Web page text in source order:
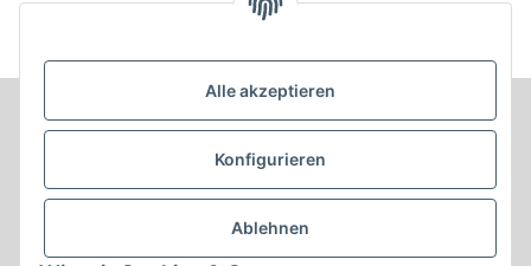
Alle akzeptieren
Konfigurieren
Ablehnen
Informationen
Produkt Informationen
Shop Informationen